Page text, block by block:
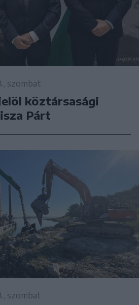
szombat
köztársasági
Párt
szombat